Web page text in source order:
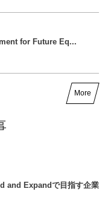
for Future Eq...
More
and Expandで目指す企業